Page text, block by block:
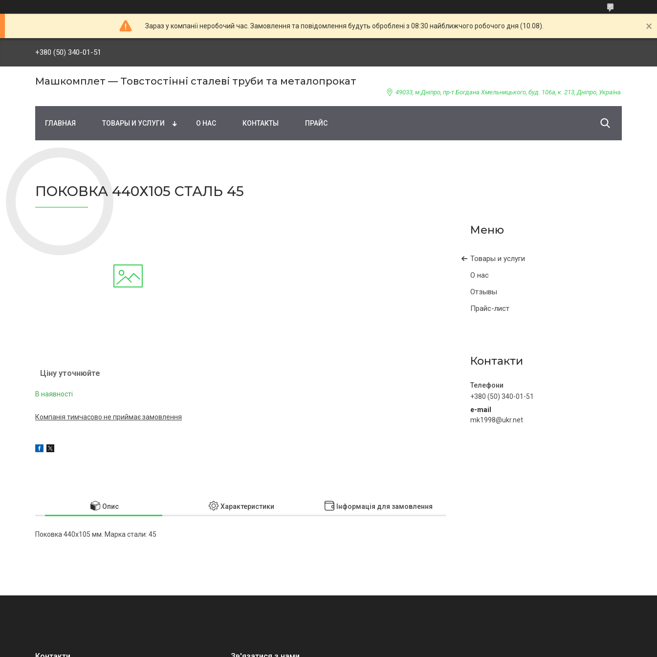
Зараз у компанії неробочий час. Замовлення та повідомлення будуть оброблені з 08:30 найближчого робочого дня (10.08).
+380 (50) 340-01-51
Машкомплет — Товстостінні сталеві труби та металопрокат
49033, м.Дніпро, пр-т Богдана Хмельницького, буд. 106а, к. 213, Дніпро, Україна
ГЛАВНАЯ ТОВАРЫ И УСЛУГИ О НАС КОНТАКТЫ ПРАЙС
ПОКОВКА 440Х105 СТАЛЬ 45
Товары и услуги
О нас
Отзывы
Прайс-лист
Контакти
+380 (50) 340-01-51
e-mail
mk1998@ukr.net
Ціну уточнюйте
В наявності
Компанія тимчасово не приймає замовлення
Опис Характеристики Інформація для замовлення
Поковка 440х105 мм. Марка стали: 45